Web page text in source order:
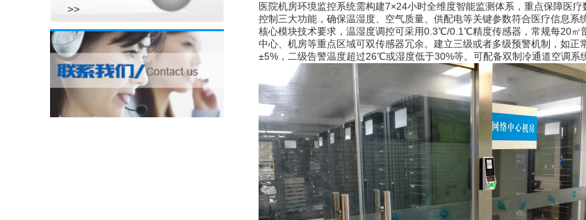
>>
医院机房环境监控系统需构建7×24小时全维度智能监测体系，重点保障医
控制三大功能，确保温湿度、空气质量、供配电等关键参数符合医疗信息系
核心模块技术要求，温湿度调控可采用0.3℃/0.1℃精度传感器，常规每20
中心、机房等重点区域可双传感器冗余。建立三级或者多级预警机制，如
±5%，二级告警温度超过26℃或湿度低于30%等。可配备双制冷通道空调系